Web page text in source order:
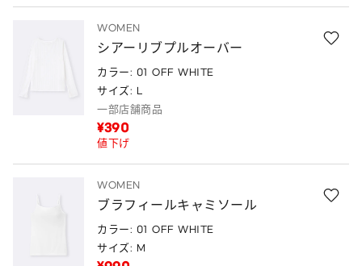
WOMEN
シアーリブプルオーバー
カラー: 01 OFF WHITE
サイズ: L
一部店舗商品
¥390
値下げ
WOMEN
ブラフィールキャミソール
カラー: 01 OFF WHITE
サイズ: M